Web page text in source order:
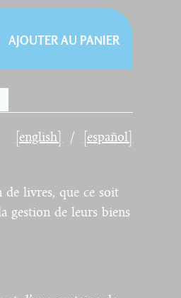
AJOUTER AU PANIER
[english] [español]
de livres, que ce soit
gestion de leurs biens